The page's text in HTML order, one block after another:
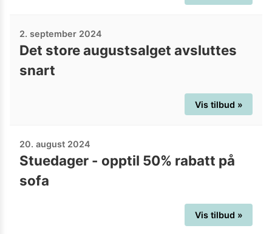
2. september 2024
Det store augustsalget avsluttes
snart
Vis tilbud »
20. august 2024
Stuedager - opptil 50% rabatt på
sofa
Vis tilbud »